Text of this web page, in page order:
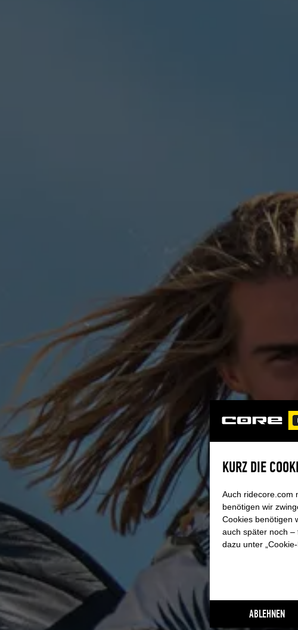
SINGLE
SCHÜTZE WAS DIR WICHTIG IST
Eines ist klar: unsere Babys verdienen den allerbesten
von CORE in vielen Größen und zeitlos hochwertigem
passendes Single Boardbag, hergestellt aus besten
höchster Qualität. Für einen optimalen Schutz deines
SPECS
KURZ DIE
Auch ridecore.com
benötigen wir
Cookies benötigen
auch später noch –
dazu unter
ABLEHNEN